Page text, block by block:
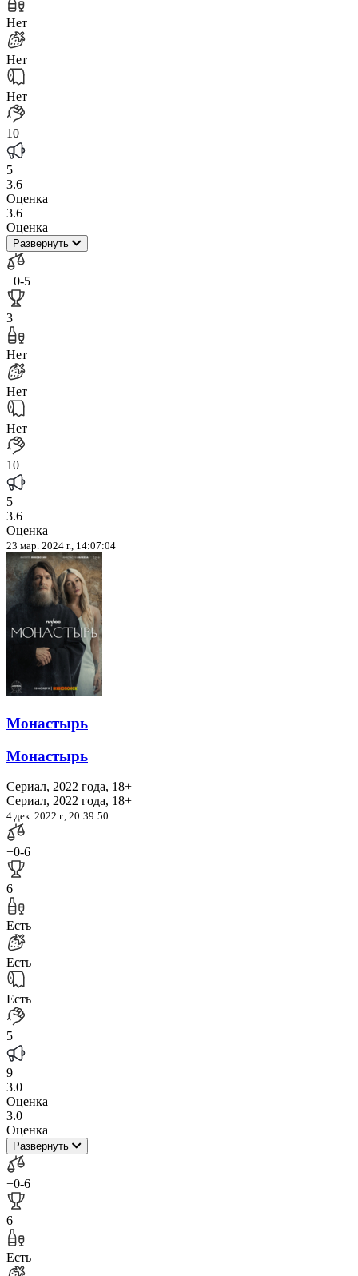
Нет
Нет
Нет
10
5
3.6
Оценка
3.6
Оценка
Развернуть
+0-5
3
Нет
Нет
Нет
10
5
3.6
Оценка
23 мар. 2024 г., 14:07:04
Монастырь
Монастырь
Сериал, 2022 года, 18+
Сериал, 2022 года, 18+
4 дек. 2022 г., 20:39:50
+0-6
6
Есть
Есть
Есть
5
9
3.0
Оценка
3.0
Оценка
Развернуть
+0-6
6
Есть